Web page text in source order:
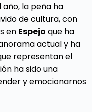
la peña ha
de cultura, con
en Espejo que ha
actual y ha
representan el
ha sido una
y emocionarnos